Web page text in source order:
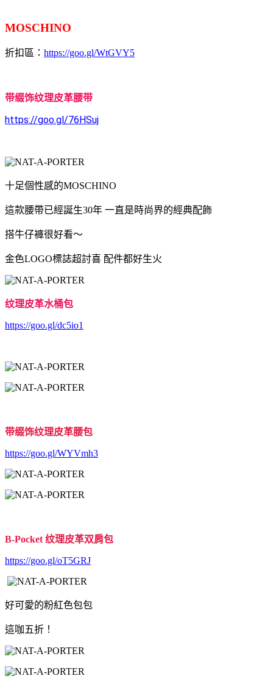
MOSCHINO
折扣區： https://goo.gl/WtGVY5
带缀饰纹理皮革腰带
https://goo.gl/76HSuj
十足個性感的MOSCHINO
這款腰帶已經誕生30年 一直是時尚界的經典配飾
搭牛仔褲很好看～
金色LOGO標誌超討喜 配件都好生火
纹理皮革水桶包
https://goo.gl/dc5io1
带缀饰纹理皮革腰包
https://goo.gl/WYVmh3
B-Pocket 纹理皮革双肩包
https://goo.gl/oT5GRJ
好可愛的粉紅色包包
這咖五折！